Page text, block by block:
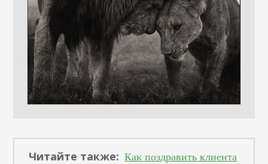
Читайте также: Как поздравить клиента